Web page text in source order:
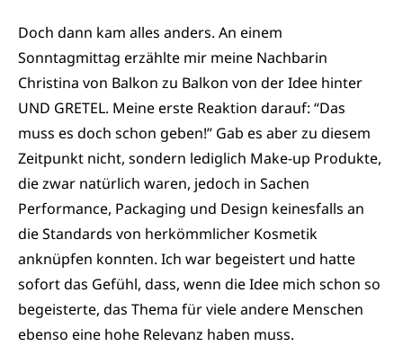
Doch dann kam alles anders. An einem
Sonntagmittag erzählte mir meine Nachbarin
Christina von Balkon zu Balkon von der Idee hinter
UND GRETEL. Meine erste Reaktion darauf: “Das
muss es doch schon geben!” Gab es aber zu diesem
Zeitpunkt nicht, sondern lediglich Make-up Produkte,
die zwar natürlich waren, jedoch in Sachen
Performance, Packaging und Design keinesfalls an
die Standards von herkömmlicher Kosmetik
anknüpfen konnten. Ich war begeistert und hatte
sofort das Gefühl, dass, wenn die Idee mich schon so
begeisterte, das Thema für viele andere Menschen
ebenso eine hohe Relevanz haben muss.